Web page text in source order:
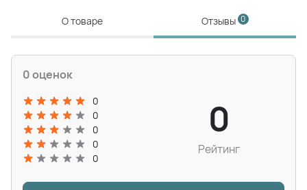
О товаре Отзывы 0
0 оценок
0
0
0
0
0
0
Рейтинг